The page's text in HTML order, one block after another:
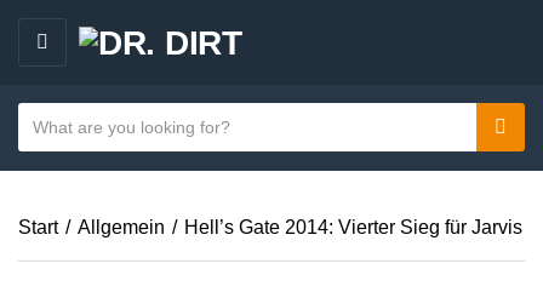
M
a
e
g
e
a
c
h
Start / Allgemein / Hell’s Gate 2014: Vierter Sieg für Jarvis